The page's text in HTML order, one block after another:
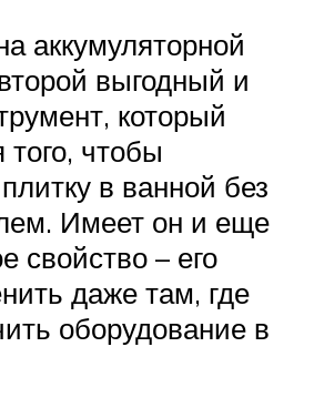
аккумуляторной
выгодный и
который
чтобы
в ванной без
Имеет он и еще
свойство – его
даже там, где
оборудование в